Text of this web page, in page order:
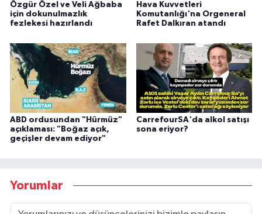
Özgür Özel ve Veli Ağbaba
için dokunulmazlık
fezlekesi hazırlandı
Hava Kuvvetleri
Komutanlığı'na Orgeneral
Rafet Dalkıran atandı
ABD ordusundan "Hürmüz"
açıklaması: "Boğaz açık,
geçişler devam ediyor"
CarrefourSA'da alkol satışı
sona eriyor?
Yorumlar